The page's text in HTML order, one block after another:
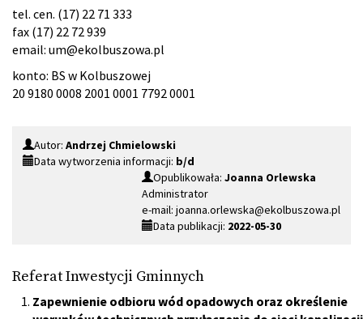
tel. cen. (17) 22 71 333
fax (17) 22 72 939
email: um@ekolbuszowa.pl
konto: BS w Kolbuszowej
20 9180 0008 2001 0001 7792 0001
Autor: Andrzej Chmielowski
Data wytworzenia informacji: b/d
Opublikowała: Joanna Orlewska
Administrator
e-mail: joanna.orlewska@ekolbuszowa.pl
Data publikacji: 2022-05-30
Referat Inwestycji Gminnych
Zapewnienie odbioru wód opadowych oraz określenie